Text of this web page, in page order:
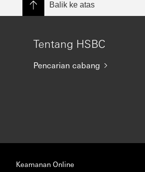
Balik ke atas
Tentang HSBC
Pencarian cabang
Keamanan Online